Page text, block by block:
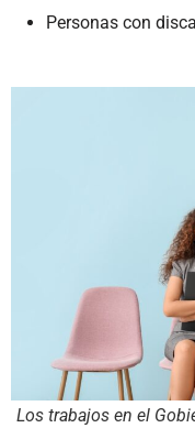
Personas con
Los trabajos en el